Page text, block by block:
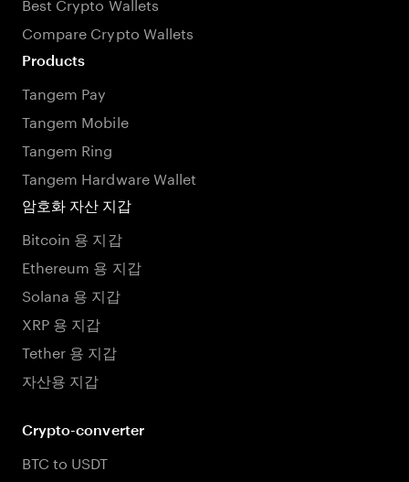
Compare Crypto Wallets
Products
Tangem Pay
Tangem Mobile
Tangem Ring
Tangem Hardware Wallet
암호화 자산 지갑
Bitcoin 용 지갑
Ethereum 용 지갑
Solana 용 지갑
XRP 용 지갑
Tether 용 지갑
자산용 지갑
Crypto-converter
BTC to USDT